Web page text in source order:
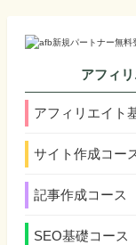
アフィ
アフィリエイト
サイト作成コー
記事作成コース
SEO基礎コース